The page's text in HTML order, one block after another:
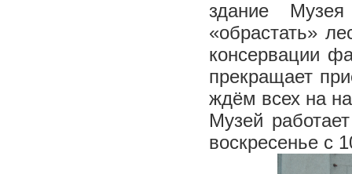
здание
«обрастать»
консервации
прекращает
ждём всех на
Музей
воскресенье с